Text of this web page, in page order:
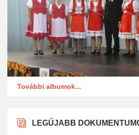
További albumok...
LEGÚJABB